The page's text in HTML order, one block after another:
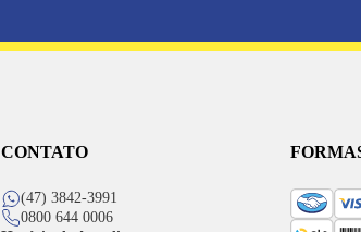
CONTATO
(47) 3842-3991
0800 644 0006